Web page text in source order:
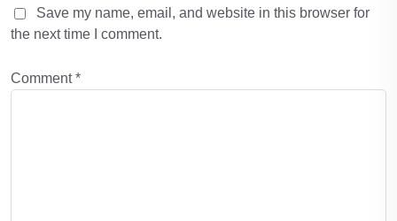
Save my name, email, and website in this browser for
the next time I comment.
Comment*